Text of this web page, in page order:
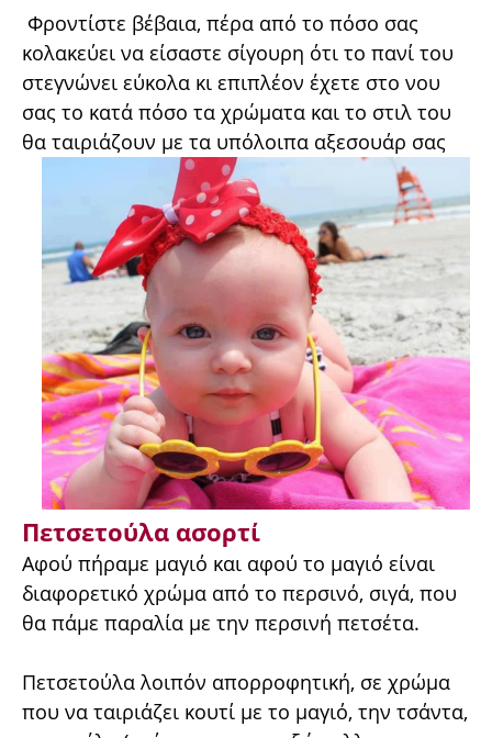
Φροντίστε βέβαια, πέρα από το πόσο σας
κολακεύει να είσαστε σίγουρη ότι το πανί του
στεγνώνει εύκολα κι επιπλέον έχετε στο νου
σας το κατά πόσο τα χρώματα και το στιλ του
θα ταιριάζουν με τα υπόλοιπα αξεσουάρ σας
Πετσετούλα ασορτί
Αφού πήραμε μαγιό και αφού το μαγιό είναι
διαφορετικό χρώμα από το περσινό, σιγά, που
θα πάμε παραλία με την περσινή πετσέτα.
Πετσετούλα λοιπόν απορροφητική, σε χρώμα
που να ταιριάζει κουτί με το μαγιό, την τσάντα,